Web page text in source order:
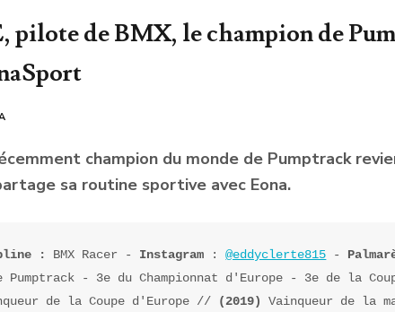
pilote de BMX, le champion de
champion du monde de Pumptrack
sa routine sportive avec Eona.
: BMX Racer - Instagram : @eddyclerte815 -
Pumptrack - 3e du Championnat d'Europe - 3e de la
de la Coupe d'Europe // (2019) Vainqueur de la